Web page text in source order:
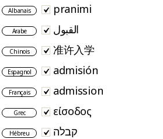
Albanais pranimi
Arabe القبول
Chinois 准许入学
Espagnol admisión
Français admission
Grec είσοδος
Hébreu קבלה